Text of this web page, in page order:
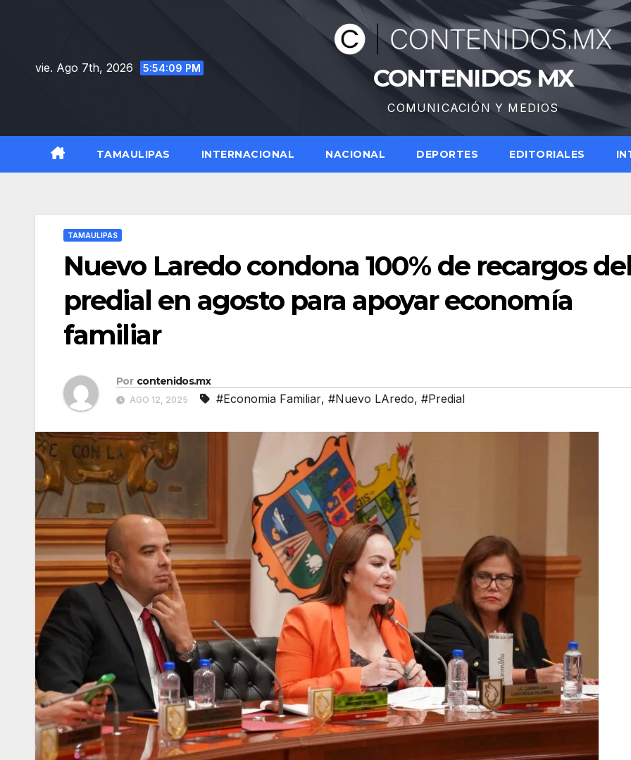
vie. Ago 7th, 2026
5:54:11 PM CONTENIDOS MX
COMUNICACIÓN Y MEDIOS
TAMAULIPAS INTERNACIONAL NACIONAL DEPORTES EDITORIALES
TAMAULIPAS
Nuevo Laredo condona 100% de recargos del
predial en agosto para apoyar economía
familiar
Por contenidos.mx
AGO 12, 2025 #Economia Familiar, #Nuevo LAredo, #Predial